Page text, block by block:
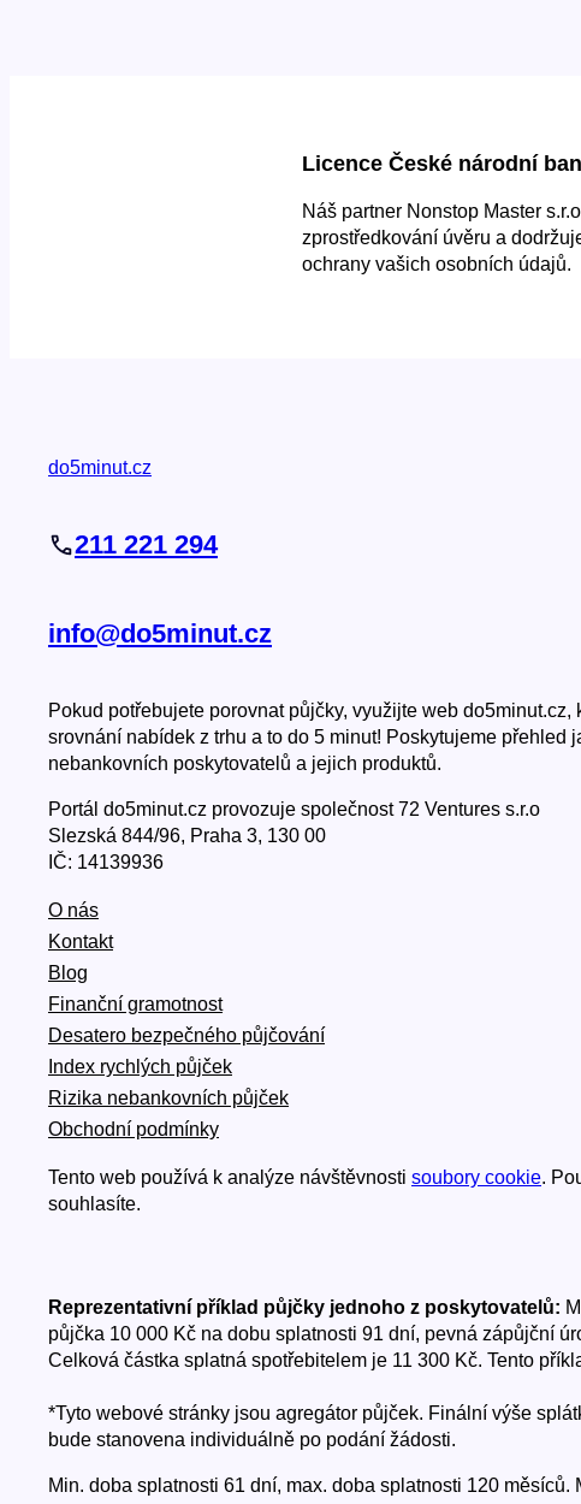
Licence České národní
Náš partner Nonstop Master
zprostředkování úvěru a
ochrany vašich osobních údajů.
do5minut.cz
211 221 294
info@do5minut.cz
Pokud potřebujete porovnat půjčky, využijte web do5minut.cz,
srovnání nabídek z trhu a to do 5 minut! Poskytujeme přehled
nebankovních poskytovatelů a jejich produktů.
Portál do5minut.cz provozuje společnost 72 Ventures s.r.o
Slezská 844/96, Praha 3, 130 00
IČ: 14139936
O nás
Kontakt
Blog
Finanční gramotnost
Desatero bezpečného půjčování
Index rychlých půjček
Rizika nebankovních půjček
Obchodní podmínky
Tento web používá k analýze návštěvnosti soubory cookie.
souhlasíte.
Reprezentativní příklad půjčky jednoho z poskytovatelů:
půjčka 10 000 Kč na dobu splatnosti 91 dní, pevná zápůjční
Celková částka splatná spotřebitelem je 11 300 Kč. Tento
*Tyto webové stránky jsou agregátor půjček. Finální výše
bude stanovena individuálně po podání žádosti.
Min. doba splatnosti 61 dní, max. doba splatnosti 120